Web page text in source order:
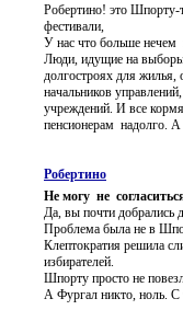
Робертино! это Шпорту-
фестивали,
У нас что больше нечем
Люди, идущие на
долгостроях для жилья,
начальников
учреждений. И все
пенсионерам надолго.
Робертино
Не могу не
Да, вы почти добрались
Проблема была не в
Клептократия решила
избирателей.
Шпорту просто не
А Фургал никто, ноль. С